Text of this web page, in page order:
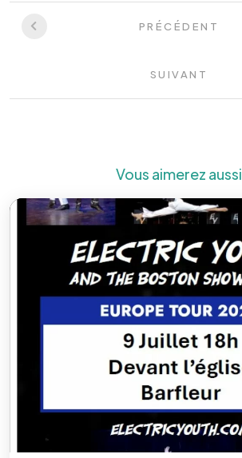
PRÉCÉDENT
SUIVANT
Vous aimerez aussi